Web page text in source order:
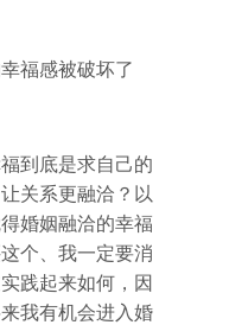
福感被破坏了
到底是求自己的
关系更融洽？以
婚姻融洽的幸福
个、我一定要消
践起来如何，因
我有机会进入婚